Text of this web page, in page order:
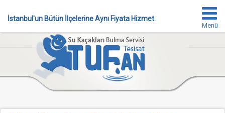
İstanbul'un Bütün İlçelerine Aynı Fiyata Hizmet.
Menü